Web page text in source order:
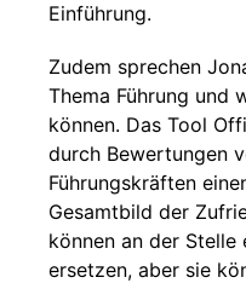
Einführung.
Zudem sprechen
Thema Führung und
können. Das Tool
durch Bewertungen
Führungskräften
Gesamtbild der
können an der Stelle
ersetzen, aber sie